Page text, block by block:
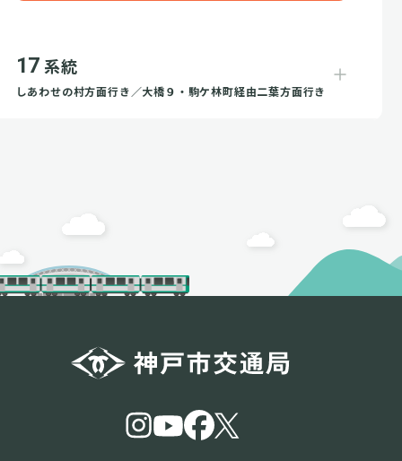
17 系統
しあわせの村方面行き／大橋９・駒ケ林町経由二葉方面行き